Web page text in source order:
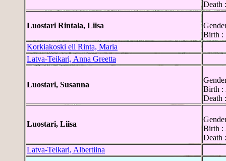
Death
Luostari Rintala, Liisa
Birth :
Korkiakoski eli Rinta, Maria
Latva-Teikari, Anna Greetta
Luostari, Susanna
Birth :
Death
Luostari, Liisa
Birth :
Death
Latva-Teikari, Albertiina